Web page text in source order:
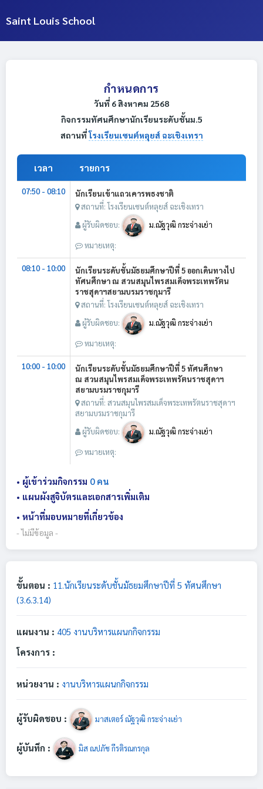
Saint Louis School
กำหนดการ
วันที่ 6 สิงหาคม 2568
กิจกรรมทัศนศึกษานักเรียนระดับชั้นม.5
สถานที่โรงเรียนเซนต์หลุยส์ ฉะเชิงเทรา
เวลา รายการ
07:50 - 08:10
นักเรียนเข้าแถวเคารพธงชาติ
สถานที่: โรงเรียนเซนต์หลุยส์ ฉะเชิงเทรา
ผู้รับผิดชอบ:
ม.ณัฐวุฒิ กระจ่างเย่า
หมายเหตุ:
08:10 - 10:00
นักเรียนระดับชั้นมัธยมศึกษาปีที่ 5 ออกเดินทางไป
ทัศนศึกษา ณ สวนสมุนไพรสมเด็จพระเทพรัตน
ราชสุดาฯสยามบรมราชกุมารี
สถานที่: โรงเรียนเซนต์หลุยส์ ฉะเชิงเทรา
ผู้รับผิดชอบ:
ม.ณัฐวุฒิ กระจ่างเย่า
หมายเหตุ:
10:00 - 10:00
นักเรียนระดับชั้นมัธยมศึกษาปีที่ 5 ทัศนศึกษา
ณ สวนสมุนไพรสมเด็จพระเทพรัตนราชสุดาฯ
สยามบรมราชกุมารี
สถานที่: สวนสมุนไพรสมเด็จพระเทพรัตนราชสุดาฯ
สยามบรมราชกุมารี
ผู้รับผิดชอบ:
ม.ณัฐวุฒิ กระจ่างเย่า
หมายเหตุ:
• ผู้เข้าร่วมกิจกรรม 0 คน
• แผนผังสูจิบัตรและเอกสารเพิ่มเติม
• หน้าที่มอบหมายที่เกี่ยวข้อง
- ไม่มีข้อมูล -
ขั้นตอน : 11.นักเรียนระดับชั้นมัธยมศึกษาปีที่ 5 ทัศนศึกษา
(3.6.3.14)
แผนงาน : 405 งานบริหารแผนกกิจกรรม
โครงการ :
หน่วยงาน : งานบริหารแผนกกิจกรรม
ผู้รับผิดชอบ : มาสเตอร์ ณัฐวุฒิ กระจ่างเย่า
ผู้บันทึก : มิส ณปภัช กีรติรณกรกุล